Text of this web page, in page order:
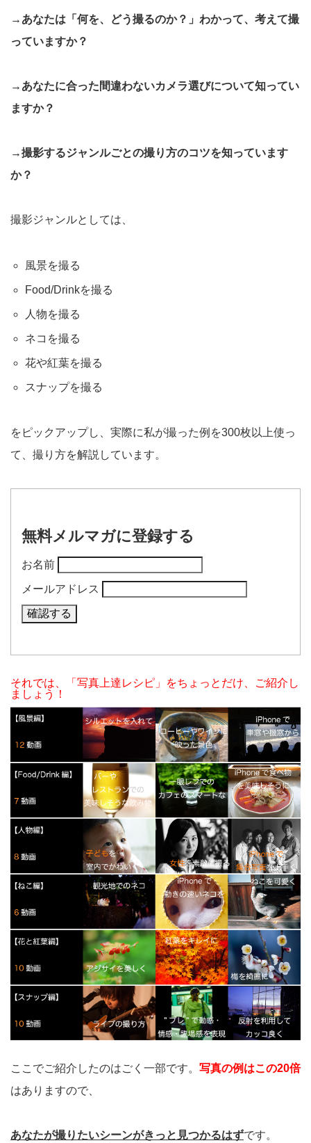
→あなたは「何を、どう撮るのか？」わかって、考えて撮
っていますか？
→あなたに合った間違わないカメラ選びについて知ってい
ますか？
→撮影するジャンルごとの撮り方のコツを知っています
か？
撮影ジャンルとしては、
風景を撮る
Food/Drinkを撮る
人物を撮る
ネコを撮る
花や紅葉を撮る
スナップを撮る
をピックアップし、実際に私が撮った例を300枚以上使っ
て、撮り方を解説しています。
無料メルマガに登録する
お名前
メールアドレス
それでは、「写真上達レシピ」をちょっとだけ、ご紹介し
ましょう！
ここでご紹介したのはごく一部です。 写真の例はこの20倍
はありますので、
あなたが撮りたいシーンがきっと見つかるはずです。